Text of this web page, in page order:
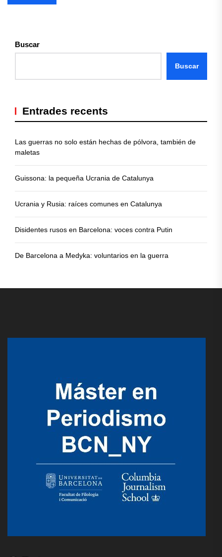
Buscar
Buscar
Entrades recents
Las guerras no solo están hechas de pólvora, también de
maletas
Guissona: la pequeña Ucrania de Catalunya
Ucrania y Rusia: raíces comunes en Catalunya
Disidentes rusos en Barcelona: voces contra Putin
De Barcelona a Medyka: voluntarios en la guerra